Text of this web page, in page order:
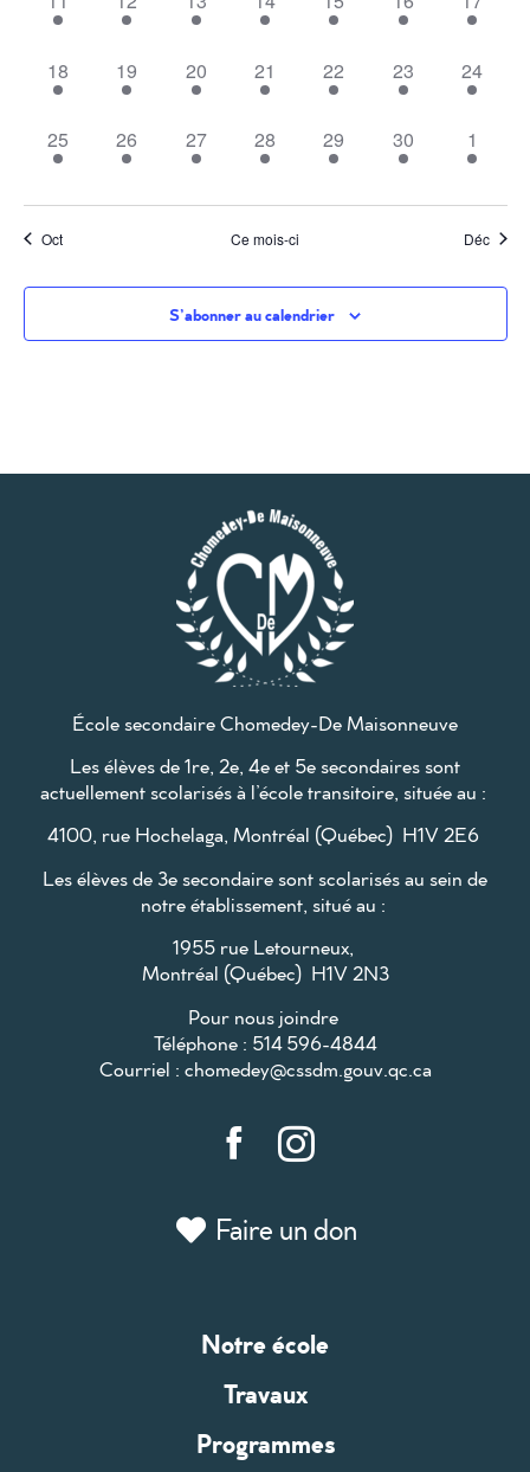
1 évènement,
18 1 évènement,
19 1 évènement,
20 1 évènement,
21 1 évènement,
22 1 évènement,
23 1
24
1 évènement,
25 1 évènement,
26 1 évènement,
27 1 évènement,
28 1 évènement,
29 1 évènement,
30 1
1
Oct Ce mois-ci Déc
S’abonner au calendrier
École secondaire Chomedey-De Maisonneuve
Les élèves de 1re, 2e, 4e et 5e secondaires sont
actuellement scolarisés à l’école transitoire, située au :
4100, rue Hochelaga, Montréal (Québec) H1V 2E6
Les élèves de 3e secondaire sont scolarisés au sein de
notre établissement, situé au :
1955 rue Letourneux,
Montréal (Québec) H1V 2N3
Pour nous joindre
Téléphone : 514 596-4844
Courriel : chomedey@cssdm.gouv.qc.ca
Faire un don
Notre école
Travaux
Programmes